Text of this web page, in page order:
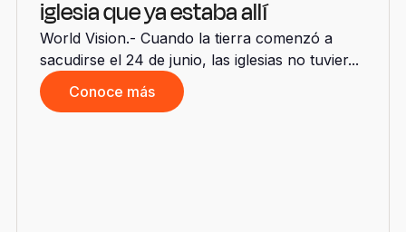
iglesia que ya estaba allí
World Vision.- Cuando la tierra comenzó a
sacudirse el 24 de junio, las iglesias no tuvier...
Conoce más